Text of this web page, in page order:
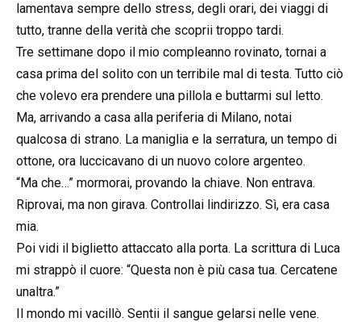
lamentava sempre dello stress, degli orari, dei viaggi di
tutto, tranne della verità che scoprii troppo tardi.
Tre settimane dopo il mio compleanno rovinato, tornai a
casa prima del solito con un terribile mal di testa. Tutto ciò
che volevo era prendere una pillola e buttarmi sul letto.
Ma, arrivando a casa alla periferia di Milano, notai
qualcosa di strano. La maniglia e la serratura, un tempo di
ottone, ora luccicavano di un nuovo colore argenteo.
“Ma che…” mormorai, provando la chiave. Non entrava.
Riprovai, ma non girava. Controllai lindirizzo. Sì, era casa
mia.
Poi vidi il biglietto attaccato alla porta. La scrittura di Luca
mi strappò il cuore: “Questa non è più casa tua. Cercatene
unaltra.”
Il mondo mi vacillò. Sentii il sangue gelarsi nelle vene.